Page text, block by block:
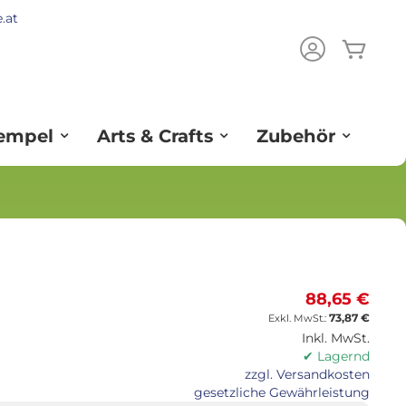
Arts & Crafts Zubehör
88,65 €
73,87 €
Inkl. MwSt.
✔ Lagernd
zzgl. Versandkosten
gesetzliche Gewährleistung